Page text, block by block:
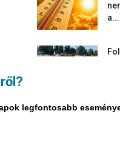
legfontosabb
a...